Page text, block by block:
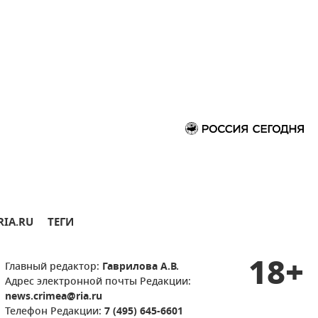
ТЕГИ
Главный редактор: Гаврилова А.В.
Адрес электронной почты Редакции:
news.crimea@ria.ru
Телефон Редакции: 7 (495) 645-6601
18+